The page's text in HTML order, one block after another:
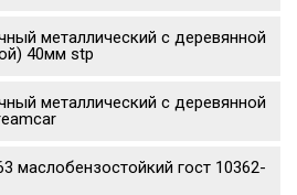
металлический с деревянной
40мм stp
металлический с деревянной
маслобензостойкий гост 10362-